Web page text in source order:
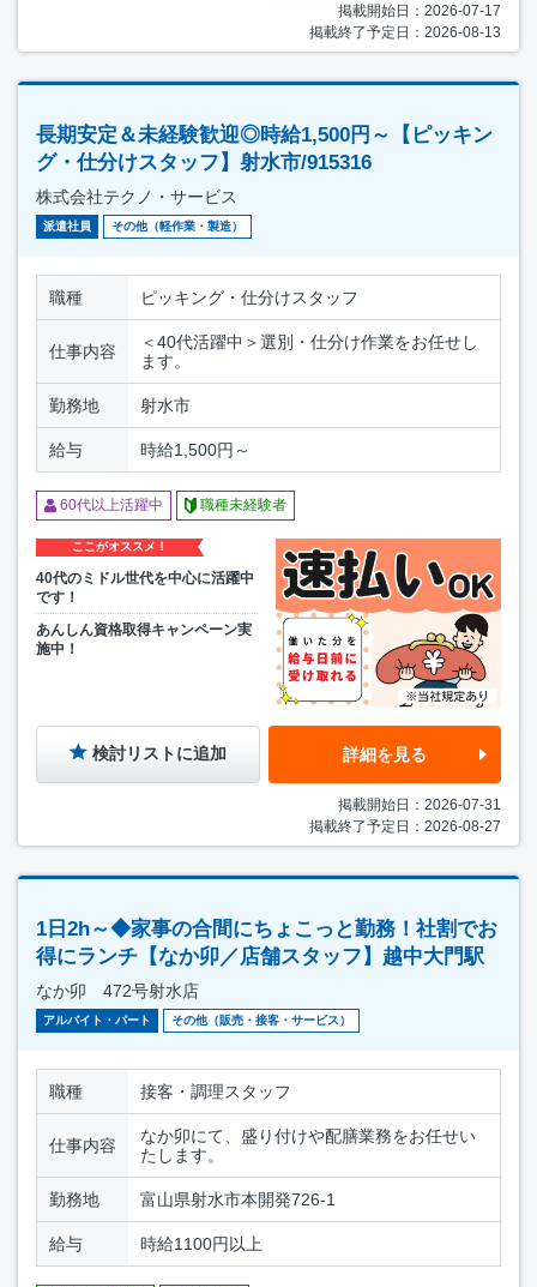
掲載開始日：2026-07-17
掲載終了予定日：2026-08-13
長期安定＆未経験歓迎◎時給1,500円～【ピッキン
グ・仕分けスタッフ】射水市/915316
株式会社テクノ・サービス
派遣社員 その他（軽作業・製造）
職種 ピッキング・仕分けスタッフ
仕事内容
＜40代活躍中＞選別・仕分け作業をお任せし
ます。
勤務地 射水市
給与 時給1,500円～
60代以上活躍中 職種未経験者
ここがオススメ！
40代のミドル世代を中心に活躍中
です！
あんしん資格取得キャンペーン実
施中！
検討リストに追加 詳細を見る
掲載開始日：2026-07-31
掲載終了予定日：2026-08-27
1日2h～◆家事の合間にちょこっと勤務！社割でお
得にランチ【なか卯／店舗スタッフ】越中大門駅
なか卯 472号射水店
アルバイト・パート その他（販売・接客・サービス）
職種 接客・調理スタッフ
仕事内容
なか卯にて、盛り付けや配膳業務をお任せい
たします。
勤務地 富山県射水市本開発726-1
給与 時給1100円以上